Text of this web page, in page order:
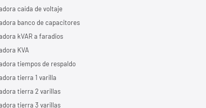
caída de voltaje
banco de capacitores
kVAR a faradios
KVA
tiempos de respaldo
tierra 1 varilla
tierra 2 varillas
tierra 3 varillas